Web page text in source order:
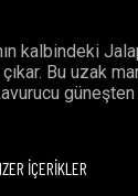
kalbindeki
Bu uzak
İÇERİKLER